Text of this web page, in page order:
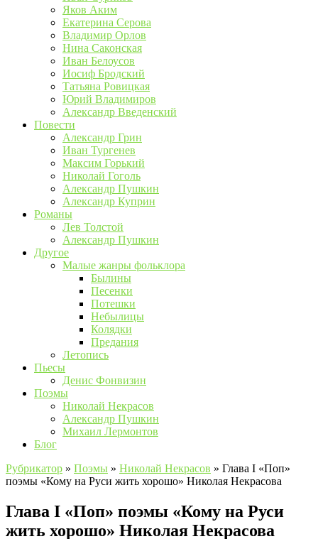
Яков Аким
Екатерина Серова
Владимир Орлов
Нина Саконская
Иван Белоусов
Иосиф Бродский
Татьяна Ровицкая
Юрий Владимиров
Александр Введенский
Повести
Александр Грин
Иван Тургенев
Максим Горький
Николай Гоголь
Александр Пушкин
Александр Куприн
Романы
Лев Толстой
Александр Пушкин
Другое
Малые жанры фольклора
Былины
Песенки
Потешки
Небылицы
Колядки
Предания
Летопись
Пьесы
Денис Фонвизин
Поэмы
Николай Некрасов
Александр Пушкин
Михаил Лермонтов
Блог
Рубрикатор » Поэмы » Николай Некрасов » Глава I «Поп»
поэмы «Кому на Руси жить хорошо» Николая Некрасова
Глава I «Поп» поэмы «Кому на Руси
жить хорошо» Николая Некрасова